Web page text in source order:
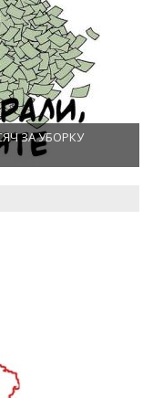
ЗА УБОРКУ